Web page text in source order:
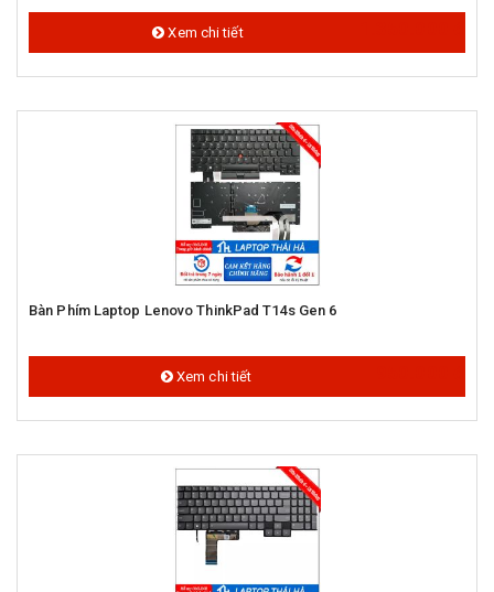
Xem chi tiết
Bàn Phím Laptop Lenovo ThinkPad T14s Gen 6
Xem chi tiết